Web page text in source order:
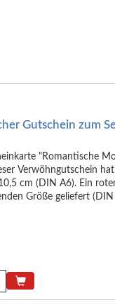
Gutschein zum
"Romantische
Verwöhngutschein
cm (DIN A6). Ein
Größe geliefert (DIN